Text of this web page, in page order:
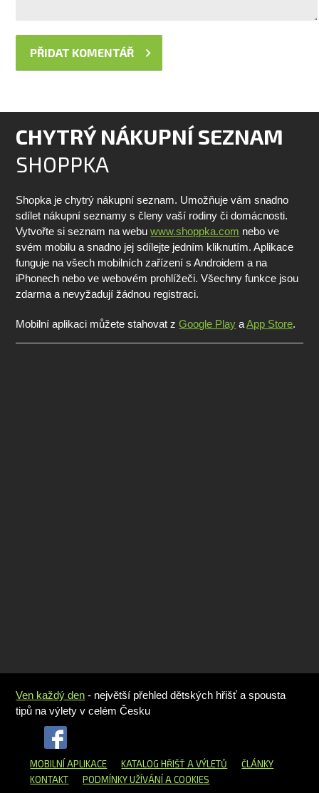
CHYTRÝ NÁKUPNÍ SEZNAM
SHOPPKA
Shopka je chytrý nákupní seznam. Umožňuje vám snadno
sdílet nákupní seznamy s členy vaší rodiny či domácnosti.
Vytvořte si seznam na webuwww.shoppka.com nebo ve
svém mobilu a snadno jej sdílejte jedním kliknutím. Aplikace
funguje na všech mobilních zařízení s Androidem a na
iPhonech nebo ve webovém prohlížeči. Všechny funkce jsou
zdarma a nevyžadují žádnou registraci.
Mobilní aplikaci můžete stahovat zGoogle Play aApp Store.
Ven každý den - největší přehled dětských hřišť a spousta
tipů na výlety v celém Česku
MOBILNÍ APLIKACE KATALOG HŘIŠŤA VÝLETŮ
ČLÁNKY
KONTAKT
PODMÍNKY UŽÍVÁNÍ A COOKIES